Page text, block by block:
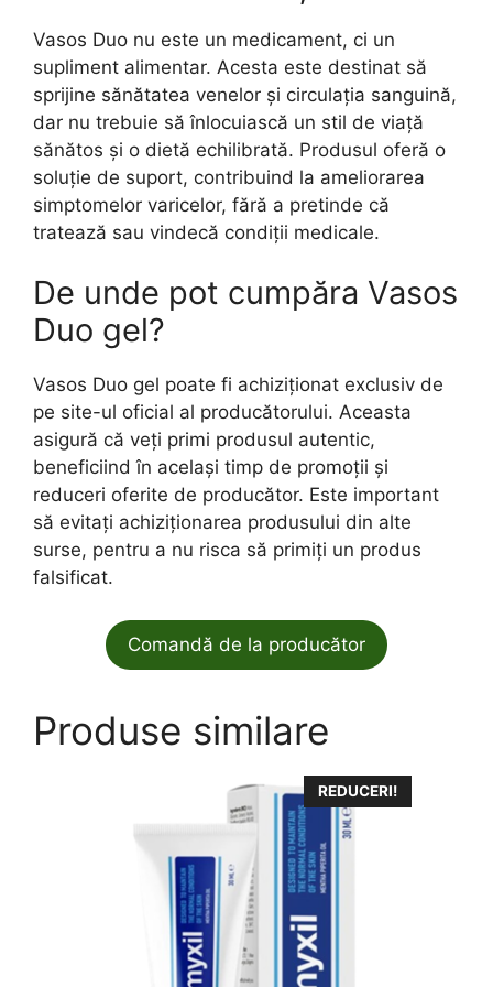
Vasos Duo nu este un medicament, ci un
supliment alimentar. Acesta este destinat să
sprijine sănătatea venelor și circulația sanguină,
dar nu trebuie să înlocuiască un stil de viață
sănătos și o dietă echilibrată. Produsul oferă o
soluție de suport, contribuind la ameliorarea
simptomelor varicelor, fără a pretinde că
tratează sau vindecă condiții medicale.
De unde pot cumpăra Vasos
Duo gel?
Vasos Duo gel poate fi achiziționat exclusiv de
pe site-ul oficial al producătorului. Aceasta
asigură că veți primi produsul autentic,
beneficiind în același timp de promoții și
reduceri oferite de producător. Este important
să evitați achiziționarea produsului din alte
surse, pentru a nu risca să primiți un produs
falsificat.
Comandă de la producător
Produse similare
REDUCERI!